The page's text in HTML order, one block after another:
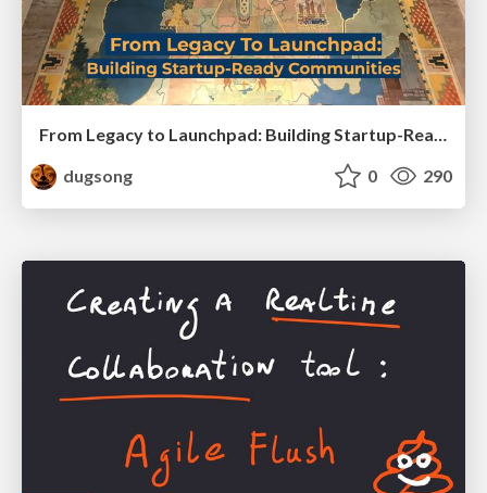
dugsong
0 290